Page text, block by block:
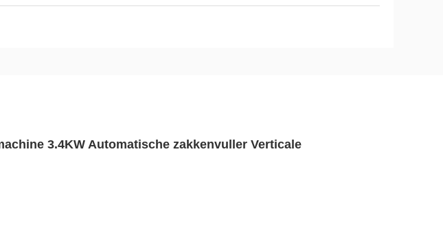
3.4KW Automatische zakkenvuller Verticale